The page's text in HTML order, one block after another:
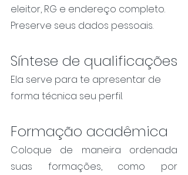
eleitor, RG e endereço completo.
Preserve seus dados pessoais.
Síntese de qualificações
Ela serve para te apresentar de
forma técnica seu perfil.
Formação acadêmica
Coloque de maneira ordenada
suas formações, como por